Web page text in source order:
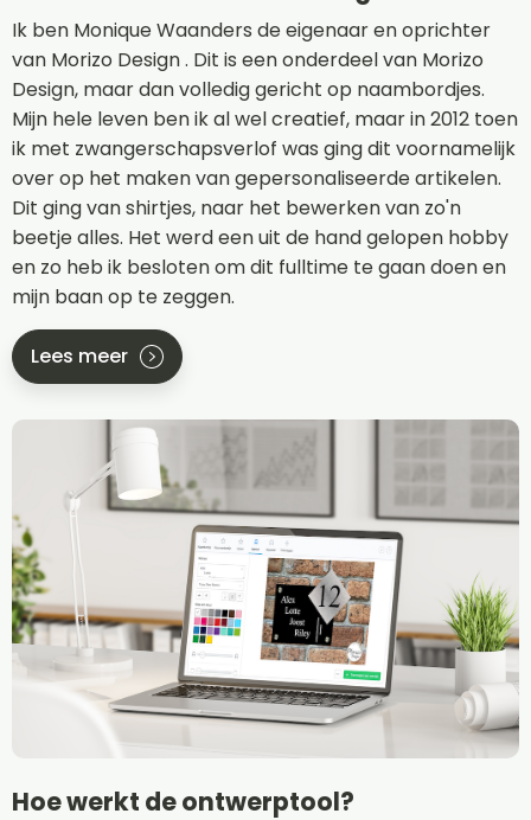
Ik ben Monique Waanders de eigenaar en oprichter
van Morizo Design . Dit is een onderdeel van Morizo
Design, maar dan volledig gericht op naambordjes.
Mijn hele leven ben ik al wel creatief, maar in 2012 toen
ik met zwangerschapsverlof was ging dit voornamelijk
over op het maken van gepersonaliseerde artikelen.
Dit ging van shirtjes, naar het bewerken van zo'n
beetje alles. Het werd een uit de hand gelopen hobby
en zo heb ik besloten om dit fulltime te gaan doen en
mijn baan op te zeggen.
Lees meer
Hoe werkt de ontwerptool?